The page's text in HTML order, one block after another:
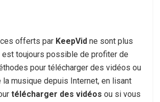
offerts par KeepVid ne sont plus
toujours possible de profiter de
pour télécharger des vidéos ou
la musique depuis Internet, en lisant
télécharger des vidéos ou si vous